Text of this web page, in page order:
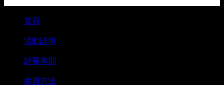
首頁
活動詳情
評審準則
參與方法